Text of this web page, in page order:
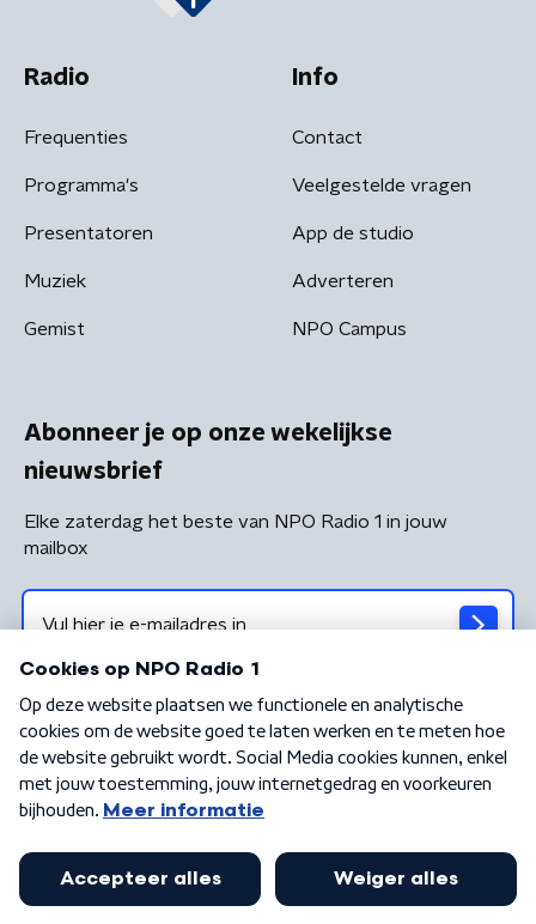
Radio
Frequenties
Programma's
Presentatoren
Muziek
Gemist
Info
Contact
Veelgestelde vragen
App de studio
Adverteren
NPO Campus
Abonneer je op onze wekelijkse
nieuwsbrief
Elke zaterdag het beste van NPO Radio 1 in jouw
mailbox
Algemene voorwaarden